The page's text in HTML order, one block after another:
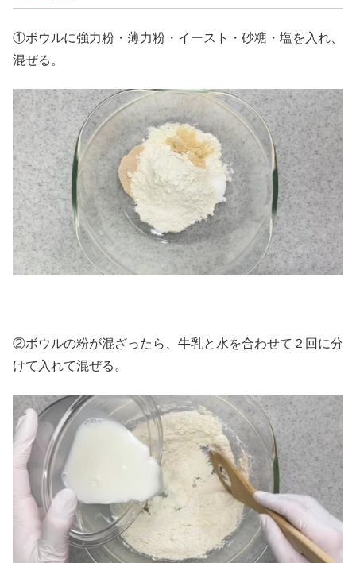
①ボウルに強力粉・薄力粉・イースト・砂糖・塩を入れ、
混ぜる。
②ボウルの粉が混ざったら、牛乳と水を合わせて２回に分
けて入れて混ぜる。